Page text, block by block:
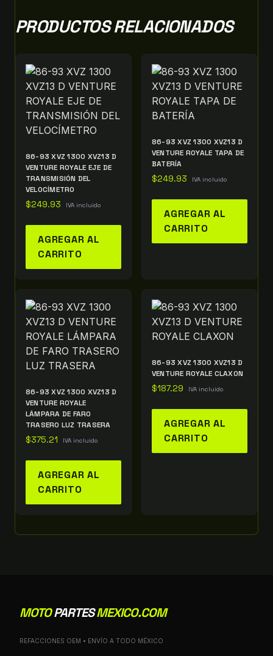
PRODUCTOS RELACIONADOS
86-93 XVZ 1300 XVZ13 D
VENTURE ROYALE EJE DE
TRANSMISIÓN DEL
VELOCÍMETRO
$249.93 IVA incluido
AGREGAR AL
CARRITO
86-93 XVZ 1300 XVZ13 D
VENTURE ROYALE TAPA DE
BATERÍA
$249.93 IVA incluido
AGREGAR AL
CARRITO
86-93 XVZ 1300 XVZ13 D
VENTURE ROYALE
LÁMPARA DE FARO
TRASERO LUZ TRASERA
$375.21 IVA incluido
AGREGAR AL
CARRITO
86-93 XVZ 1300 XVZ13 D
VENTURE ROYALE CLAXON
$187.29 IVA incluido
AGREGAR AL
CARRITO
MOTOPARTESMEXICO.COM
REFACCIONES OEM • ENVÍO A TODO MÉXICO